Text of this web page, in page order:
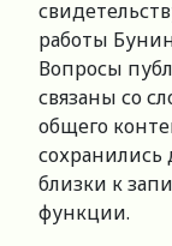
работы
Вопросы
связаны со
общего
близки к
функции.